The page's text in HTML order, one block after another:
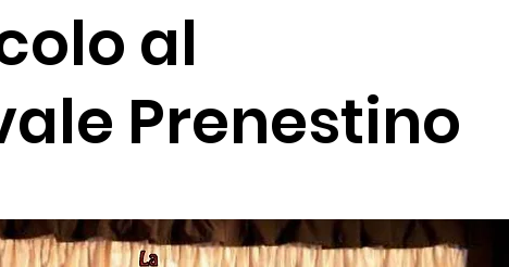
al
Prenestino